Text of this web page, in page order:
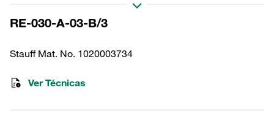
exterior (mm): 44,5 Diámetro interior
(mm): 22,3 Longitud (mm): 170 Sellado:
RE-030-A-03-B/3
Stauff Mat. No. 1020003734
Ver Técnicas